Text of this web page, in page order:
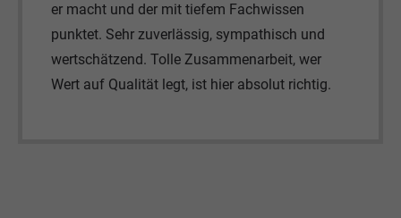
tiefem Fachwissen
sympathisch und
Zusammenarbeit, wer
ist hier absolut richtig.
hervorragenden
Makler sehr gut und
reibungslos über die
Faist ohne